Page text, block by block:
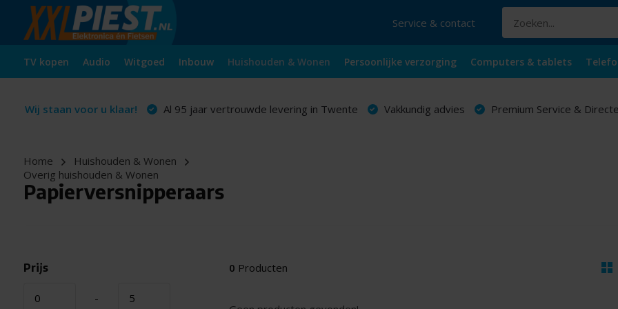
Service & contact
TV kopen Audio Witgoed Inbouw Huishouden & Wonen Persoonlijke verzorging Computers & tablets
Wij staan voor u klaar! Al 95 jaar vertrouwde levering in Twente Vakkundig advies Premium Service &
Home
Huishouden & Wonen
Overig huishouden & Wonen
Papierversnipperaars
Prijs
-
0 Producten